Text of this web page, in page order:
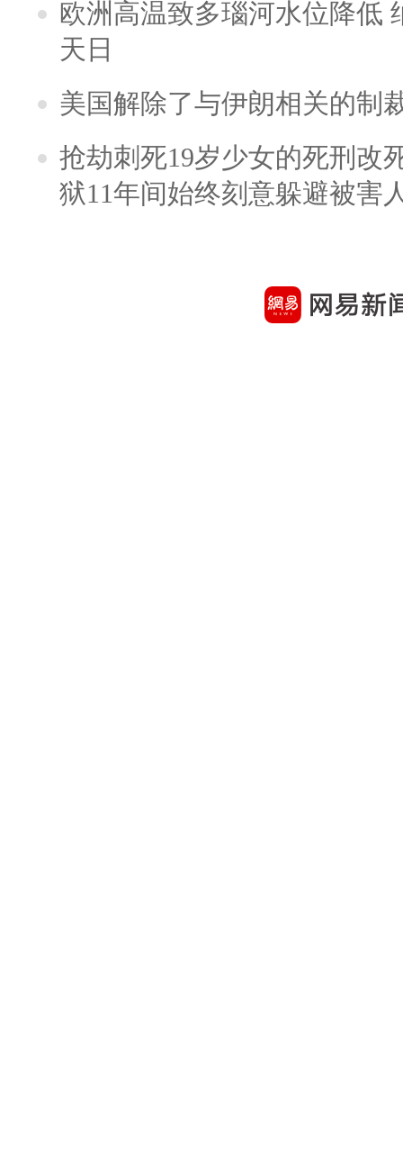
欧洲高温致多瑙河水位降低
天日
美国解除了与伊朗相关的制
抢劫刺死19岁少女的死刑改
狱11年间始终刻意躲避被害